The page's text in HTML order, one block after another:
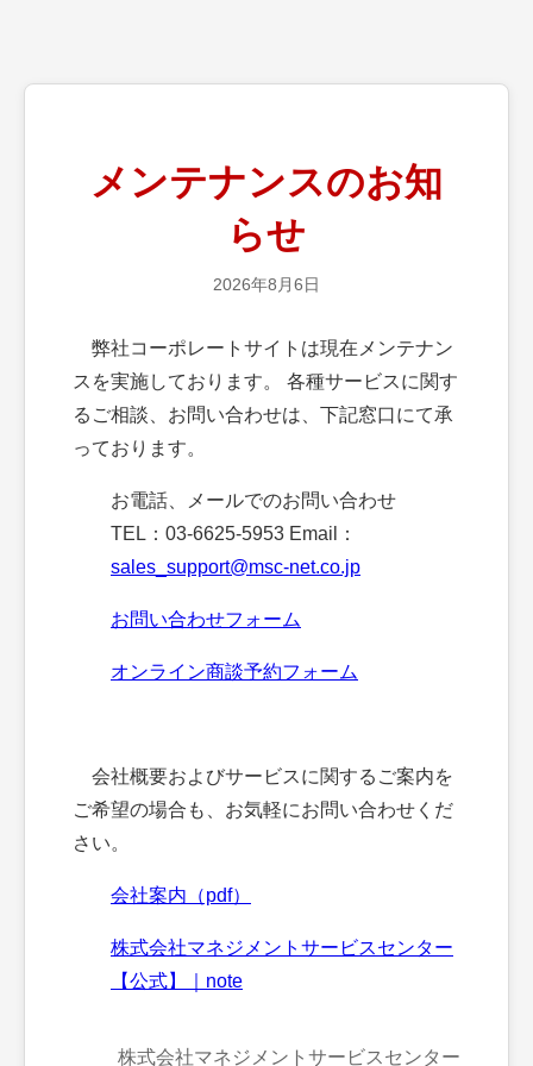
メンテナンスのお知
らせ
2026年8月6日
弊社コーポレートサイトは現在メンテナン
スを実施しております。 各種サービスに関す
るご相談、お問い合わせは、下記窓口にて承
っております。
お電話、メールでのお問い合わせ
TEL：03-6625-5953 Email：
sales_support@msc-net.co.jp
お問い合わせフォーム
オンライン商談予約フォーム
会社概要およびサービスに関するご案内を
ご希望の場合も、お気軽にお問い合わせくだ
さい。
会社案内（pdf）
株式会社マネジメントサービスセンター
【公式】｜note
株式会社マネジメントサービスセンター